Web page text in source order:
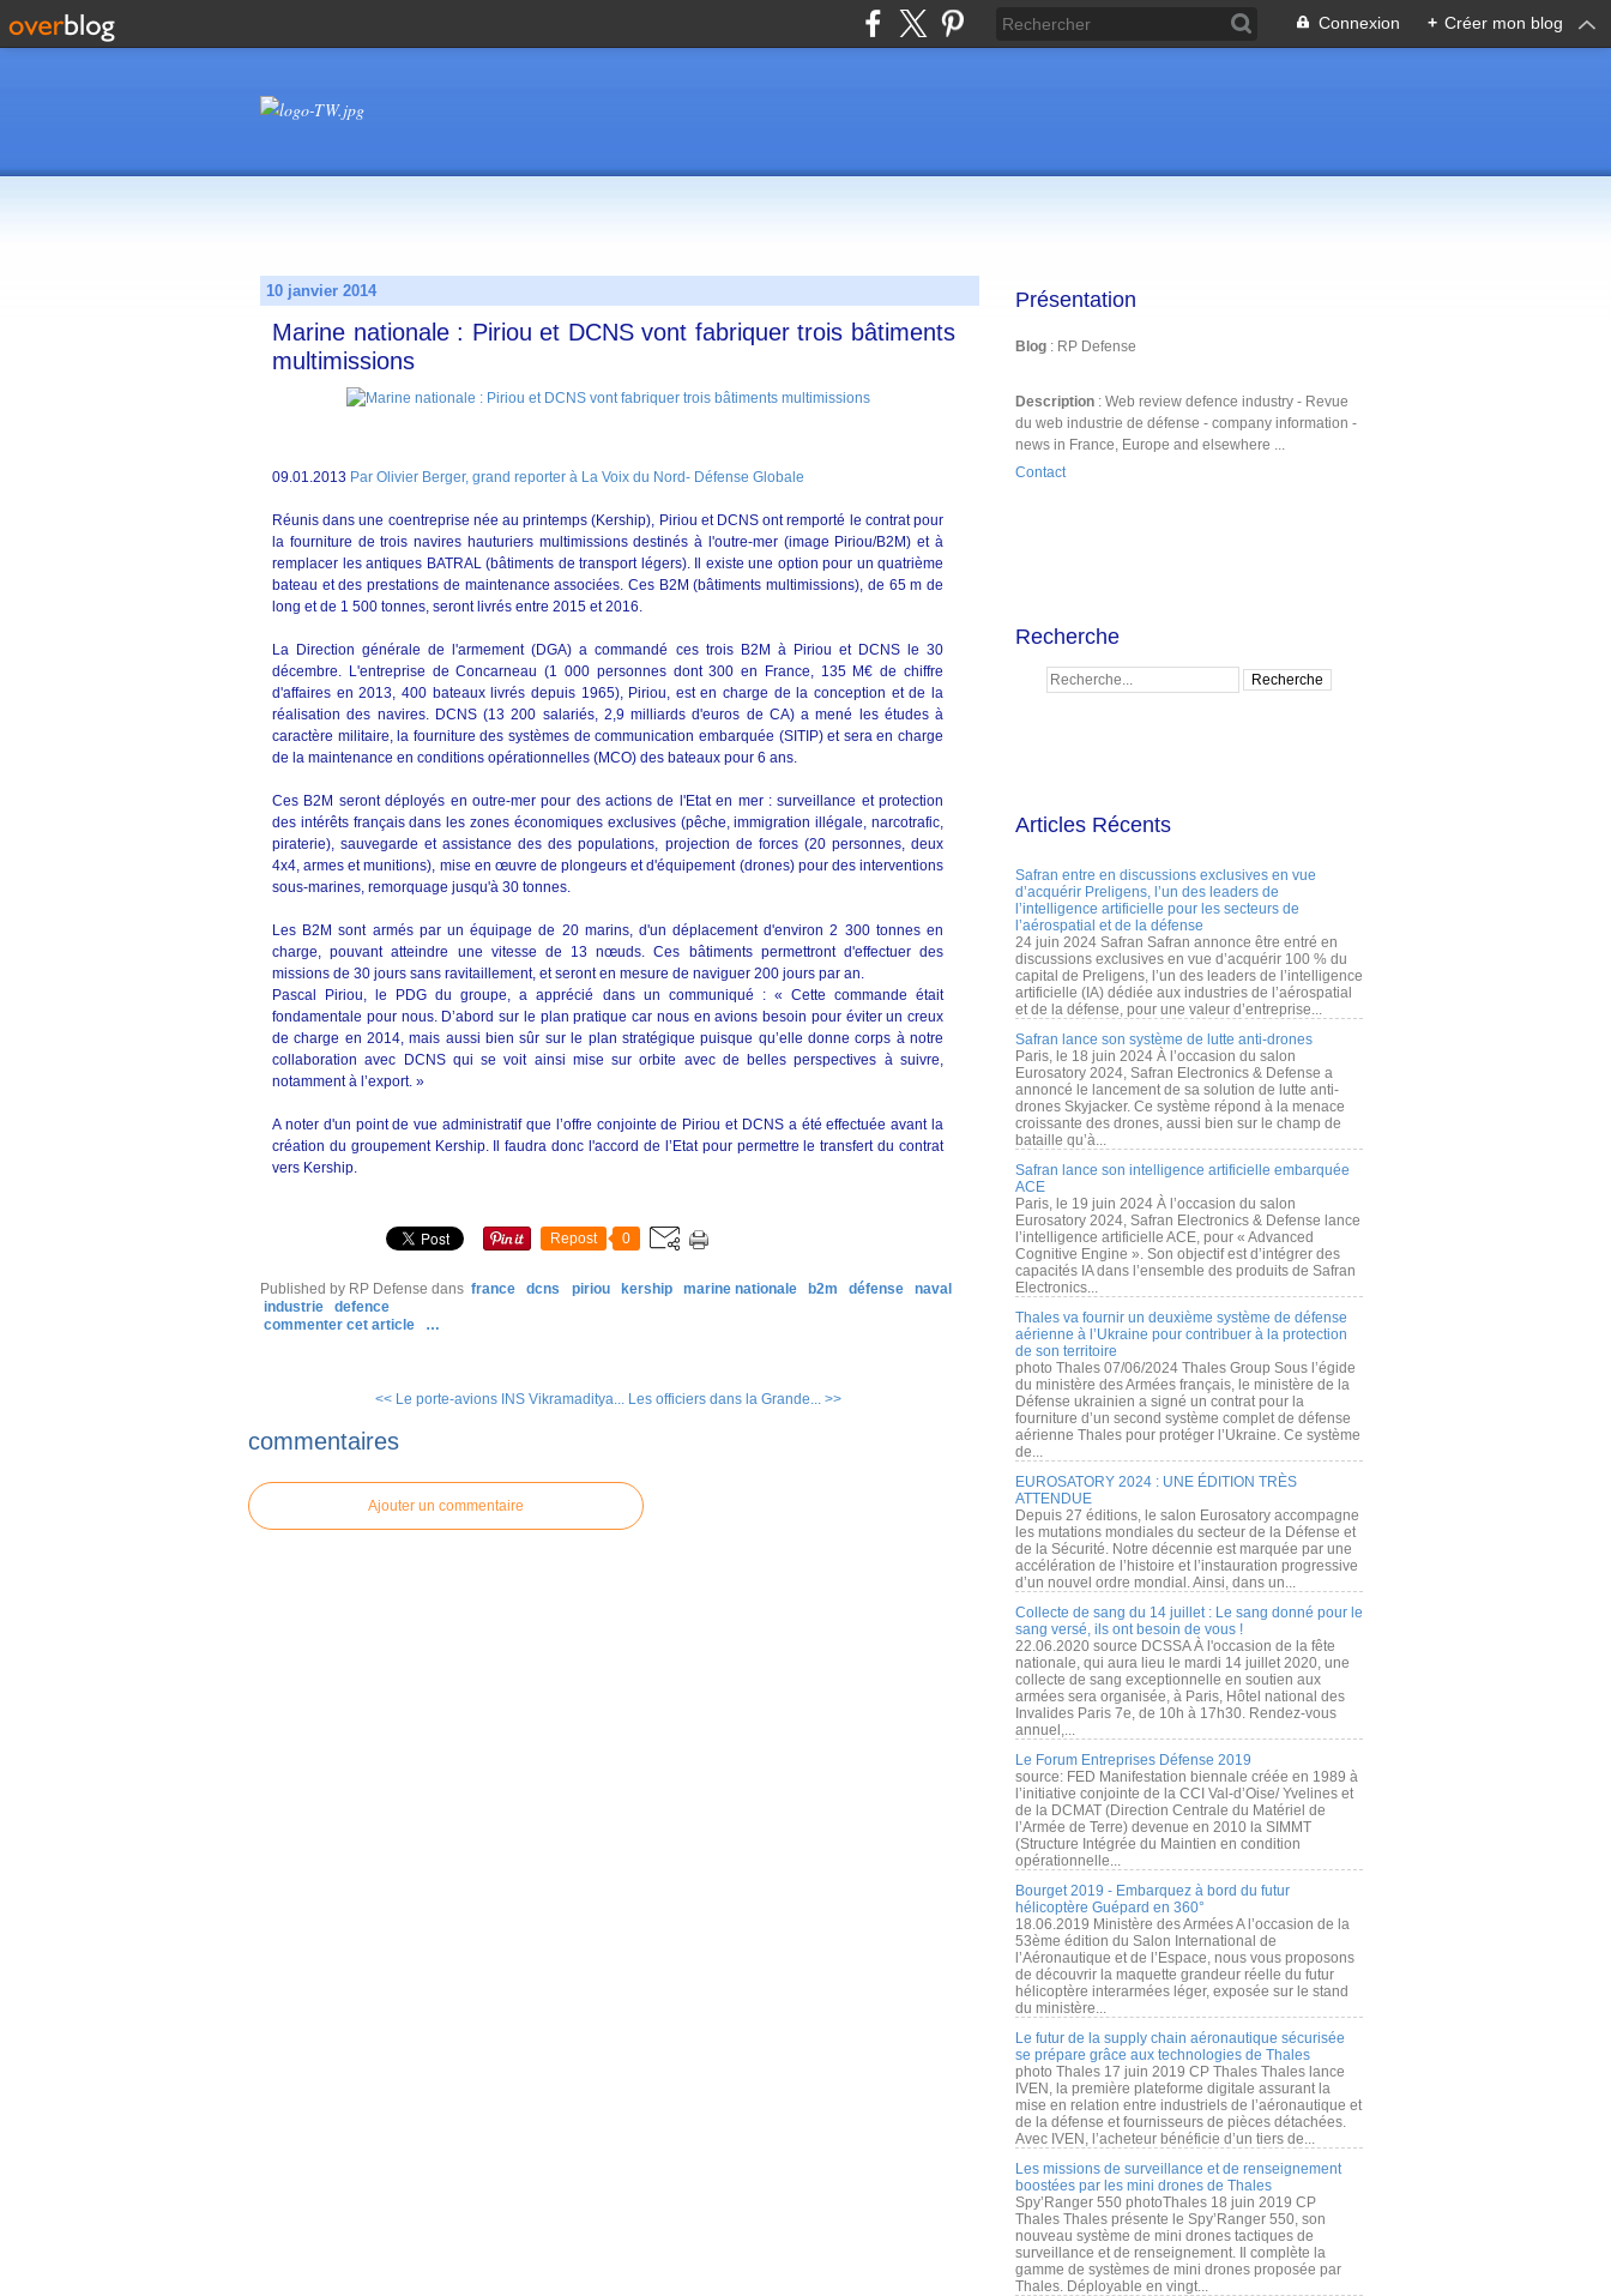
Connexion + Créer mon blog
10 janvier 2014
Marine nationale : Piriou et DCNS vont fabriquer trois bâtiments
multimissions
09.01.2013 Par Olivier Berger, grand reporter à La Voix du Nord- Défense Globale
Réunis dans une coentreprise née au printemps (Kership), Piriou et DCNS ont remporté le contrat pour
la fourniture de trois navires hauturiers multimissions destinés à l'outre-mer (image Piriou/B2M) et à
remplacer les antiques BATRAL (bâtiments de transport légers). Il existe une option pour un quatrième
bateau et des prestations de maintenance associées. Ces B2M (bâtiments multimissions), de 65 m de
long et de 1 500 tonnes, seront livrés entre 2015 et 2016.
La Direction générale de l'armement (DGA) a commandé ces trois B2M à Piriou et DCNS le 30
décembre. L'entreprise de Concarneau (1 000 personnes dont 300 en France, 135 M€ de chiffre
d'affaires en 2013, 400 bateaux livrés depuis 1965), Piriou, est en charge de la conception et de la
réalisation des navires. DCNS (13 200 salariés, 2,9 milliards d'euros de CA) a mené les études à
caractère militaire, la fourniture des systèmes de communication embarquée (SITIP) et sera en charge
de la maintenance en conditions opérationnelles (MCO) des bateaux pour 6 ans.
Ces B2M seront déployés en outre-mer pour des actions de l'Etat en mer : surveillance et protection
des intérêts français dans les zones économiques exclusives (pêche, immigration illégale, narcotrafic,
piraterie), sauvegarde et assistance des des populations, projection de forces (20 personnes, deux
4x4, armes et munitions), mise en œuvre de plongeurs et d'équipement (drones) pour des interventions
sous-marines, remorquage jusqu'à 30 tonnes.
Les B2M sont armés par un équipage de 20 marins, d'un déplacement d'environ 2 300 tonnes en
charge, pouvant atteindre une vitesse de 13 nœuds. Ces bâtiments permettront d'effectuer des
missions de 30 jours sans ravitaillement, et seront en mesure de naviguer 200 jours par an.
Pascal Piriou, le PDG du groupe, a apprécié dans un communiqué : « Cette commande était
fondamentale pour nous. D’abord sur le plan pratique car nous en avions besoin pour éviter un creux
de charge en 2014, mais aussi bien sûr sur le plan stratégique puisque qu’elle donne corps à notre
collaboration avec DCNS qui se voit ainsi mise sur orbite avec de belles perspectives à suivre,
notamment à l’export. »
A noter d'un point de vue administratif que l’offre conjointe de Piriou et DCNS a été effectuée avant la
création du groupement Kership. Il faudra donc l'accord de l’Etat pour permettre le transfert du contrat
vers Kership.
Repost 0
Published by RP Defense dans france dcns piriou kership marine nationale b2m défense
naval
industrie
defence
commenter cet article
…
<< Le porte-avions INS Vikramaditya... Les officiers dans la Grande... >>
commentaires
Ajouter un commentaire
Présentation
Blog : RP Defense
Description : Web review defence industry - Revue
du web industrie de défense - company information -
news in France, Europe and elsewhere ...
Contact
Recherche
Articles Récents
Safran entre en discussions exclusives en vue
d’acquérir Preligens, l’un des leaders de
l’intelligence artificielle pour les secteurs de
l’aérospatial et de la défense
24 juin 2024 Safran Safran annonce être entré en
discussions exclusives en vue d’acquérir 100 % du
capital de Preligens, l’un des leaders de l’intelligence
artificielle (IA) dédiée aux industries de l’aérospatial
et de la défense, pour une valeur d’entreprise...
Safran lance son système de lutte anti-drones
Paris, le 18 juin 2024 À l’occasion du salon
Eurosatory 2024, Safran Electronics & Defense a
annoncé le lancement de sa solution de lutte anti-
drones Skyjacker. Ce système répond à la menace
croissante des drones, aussi bien sur le champ de
bataille qu’à...
Safran lance son intelligence artificielle embarquée
ACE
Paris, le 19 juin 2024 À l’occasion du salon
Eurosatory 2024, Safran Electronics & Defense lance
l’intelligence artificielle ACE, pour « Advanced
Cognitive Engine ». Son objectif est d’intégrer des
capacités IA dans l’ensemble des produits de Safran
Electronics...
Thales va fournir un deuxième système de défense
aérienne à l’Ukraine pour contribuer à la protection
de son territoire
photo Thales 07/06/2024 Thales Group Sous l’égide
du ministère des Armées français, le ministère de la
Défense ukrainien a signé un contrat pour la
fourniture d’un second système complet de défense
aérienne Thales pour protéger l’Ukraine. Ce système
de...
EUROSATORY 2024 : UNE ÉDITION TRÈS
ATTENDUE
Depuis 27 éditions, le salon Eurosatory accompagne
les mutations mondiales du secteur de la Défense et
de la Sécurité. Notre décennie est marquée par une
accélération de l’histoire et l’instauration progressive
d’un nouvel ordre mondial. Ainsi, dans un...
Collecte de sang du 14 juillet : Le sang donné pour le
sang versé, ils ont besoin de vous !
22.06.2020 source DCSSA À l'occasion de la fête
nationale, qui aura lieu le mardi 14 juillet 2020, une
collecte de sang exceptionnelle en soutien aux
armées sera organisée, à Paris, Hôtel national des
Invalides Paris 7e, de 10h à 17h30. Rendez-vous
annuel,...
Le Forum Entreprises Défense 2019
source: FED Manifestation biennale créée en 1989 à
l’initiative conjointe de la CCI Val-d’Oise/ Yvelines et
de la DCMAT (Direction Centrale du Matériel de
l’Armée de Terre) devenue en 2010 la SIMMT
(Structure Intégrée du Maintien en condition
opérationnelle...
Bourget 2019 - Embarquez à bord du futur
hélicoptère Guépard en 360°
18.06.2019 Ministère des Armées A l’occasion de la
53ème édition du Salon International de
l’Aéronautique et de l’Espace, nous vous proposons
de découvrir la maquette grandeur réelle du futur
hélicoptère interarmées léger, exposée sur le stand
du ministère...
Le futur de la supply chain aéronautique sécurisée
se prépare grâce aux technologies de Thales
photo Thales 17 juin 2019 CP Thales Thales lance
IVEN, la première plateforme digitale assurant la
mise en relation entre industriels de l’aéronautique et
de la défense et fournisseurs de pièces détachées.
Avec IVEN, l’acheteur bénéficie d’un tiers de...
Les missions de surveillance et de renseignement
boostées par les mini drones de Thales
Spy’Ranger 550 photoThales 18 juin 2019 CP
Thales Thales présente le Spy’Ranger 550, son
nouveau système de mini drones tactiques de
surveillance et de renseignement. Il complète la
gamme de systèmes de mini drones proposée par
Thales. Déployable en vingt...